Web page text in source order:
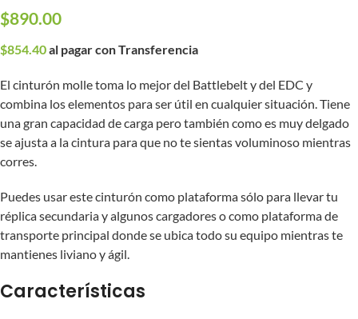
$890.00
$854.40al pagar con Transferencia
El cinturón molle toma lo mejor del Battlebelt y del EDC y
combina los elementos para ser útil en cualquier situación. Tiene
una gran capacidad de carga pero también como es muy delgado
se ajusta a la cintura para que no te sientas voluminoso mientras
corres.
Puedes usar este cinturón como plataforma sólo para llevar tu
réplica secundaria y algunos cargadores o como plataforma de
transporte principal donde se ubica todo su equipo mientras te
mantienes liviano y ágil.
Características